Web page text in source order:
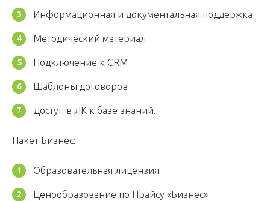
Информационная и документальная поддержка
Методический материал
Подключение к CRM
Шаблоны договоров
Доступ в ЛК к базе знаний.
Пакет Бизнес:
Образовательная лицензия
Ценообразование по Прайсу «Бизнес»